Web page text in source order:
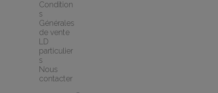
Condition
s
Générales
de vente
LD
particulier
s
Nous
contacter